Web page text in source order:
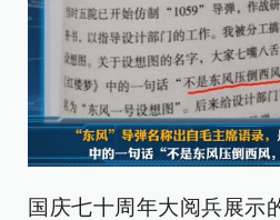
国庆七十周年大阅兵展示